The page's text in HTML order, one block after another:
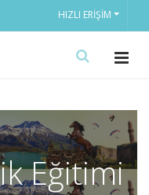
HIZLI ERIŞIM
Eğitimi